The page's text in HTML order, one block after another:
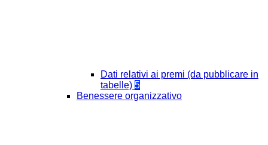
Dati relativi ai premi (da pubblicare in
tabelle) 5
Benessere organizzativo